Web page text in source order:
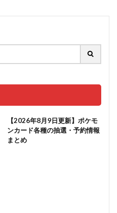
【2026年8月9日更新】ポケモ
ンカード各種の抽選・予約情報
まとめ